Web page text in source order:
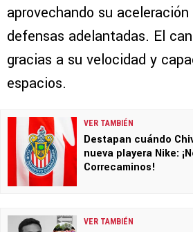
aprovechando su
defensas adelantadas. El
gracias a su velocidad y
espacios.
VER TAMBIÉN
Destapan cuándo
nueva playera Nike:
Correcaminos!
VER TAMBIÉN